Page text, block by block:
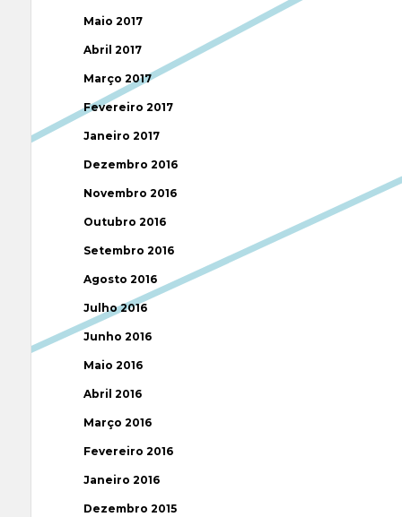
Maio 2017
Abril 2017
Março 2017
Fevereiro 2017
Janeiro 2017
Dezembro 2016
Novembro 2016
Outubro 2016
Setembro 2016
Agosto 2016
Julho 2016
Junho 2016
Maio 2016
Abril 2016
Março 2016
Fevereiro 2016
Janeiro 2016
Dezembro 2015